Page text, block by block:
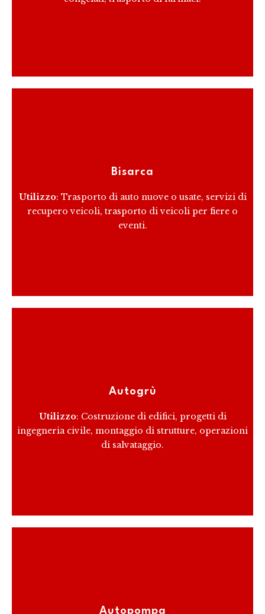
Bisarca
Utilizzo: Trasporto di auto nuove o usate, servizi di
recupero veicoli, trasporto di veicoli per fiere o
eventi.
trasporto di auto. Possono trasportare diverse auto
contemporaneamente, riducendo i costi di trasporto
per unità.
RICEVI PREVENTIVO
Autogrù
Utilizzo: Costruzione di edifici, progetti di
ingegneria civile, montaggio di strutture, operazioni
di salvataggio.
con quelle di una gru, permettendo di sollevare e
RICEVI PREVENTIVO
Autopompa
per il trasporto e la distribuzione di materiali fluidi o